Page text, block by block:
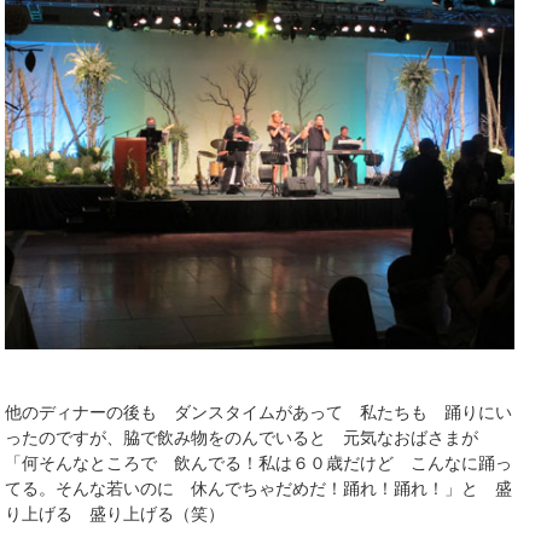
他のディナーの後も ダンスタイムがあって 私たちも 踊りにい
ったのですが、脇で飲み物をのんでいると 元気なおばさまが
「何そんなところで 飲んでる！私は６０歳だけど こんなに踊っ
てる。そんな若いのに 休んでちゃだめだ！踊れ！踊れ！」と 盛
り上げる 盛り上げる（笑）